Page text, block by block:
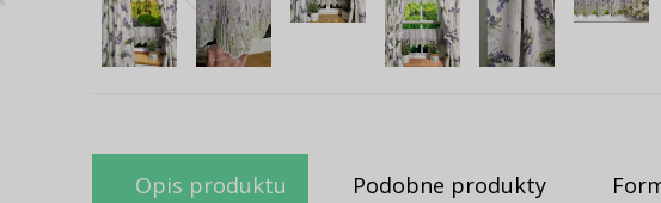
Opis produktu Podobne produkty